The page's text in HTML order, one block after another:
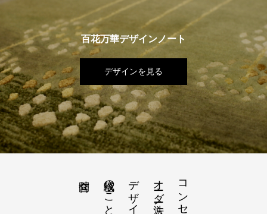
百花万華デザインノート
デザインを見る
オーダー方法
絨毯のこと
問合せ